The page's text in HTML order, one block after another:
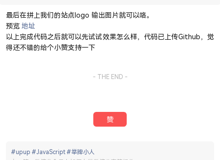
最后在拼上我们的站点logo 输出图片就可以咯。
预览 地址
以上完成代码之后就可以先试试效果怎么样，代码已上传Github，觉
得还不错的给个小赞支持一下
- THE END -
赞
#upup #JavaScript #举牌小人